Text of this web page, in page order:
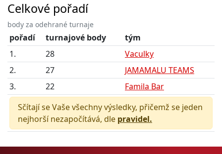
Celkové pořadí
body za odehrané turnaje
pořadí turnajové body
tým
1.
28
Vaculky
2.
27
JAMAMALU TEAMS
3.
22
Famila Bar
Sčítají se Vaše všechny výsledky, přičemž se jeden
nejhorší nezapočítává, dle pravidel.